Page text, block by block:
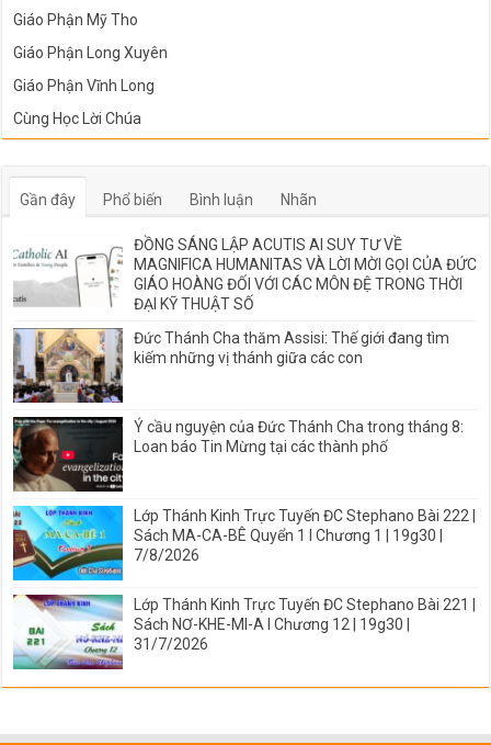
Giáo Phận Mỹ Tho
Giáo Phận Long Xuyên
Giáo Phận Vĩnh Long
Cùng Học Lời Chúa
Gần đây Phổ biến Bình luận Nhãn
ĐỒNG SÁNG LẬP ACUTIS AI SUY TƯ VỀ
MAGNIFICA HUMANITAS VÀ LỜI MỜI GỌI CỦA ĐỨC
GIÁO HOÀNG ĐỐI VỚI CÁC MÔN ĐỆ TRONG THỜI
ĐẠI KỸ THUẬT SỐ
Đức Thánh Cha thăm Assisi: Thế giới đang tìm
kiếm những vị thánh giữa các con
Ý cầu nguyện của Đức Thánh Cha trong tháng 8:
Loan báo Tin Mừng tại các thành phố
Lớp Thánh Kinh Trực Tuyến ĐC Stephano Bài 222 |
Sách MA-CA-BÊ Quyển 1 I Chương 1 | 19g30 |
7/8/2026
Lớp Thánh Kinh Trực Tuyến ĐC Stephano Bài 221 |
Sách NƠ-KHE-MI-A I Chương 12 | 19g30 |
31/7/2026